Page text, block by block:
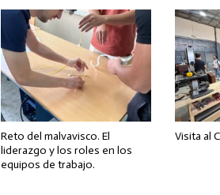
Reto del malvavisco. El
liderazgo y los roles en los
equipos de trabajo.
Visita al